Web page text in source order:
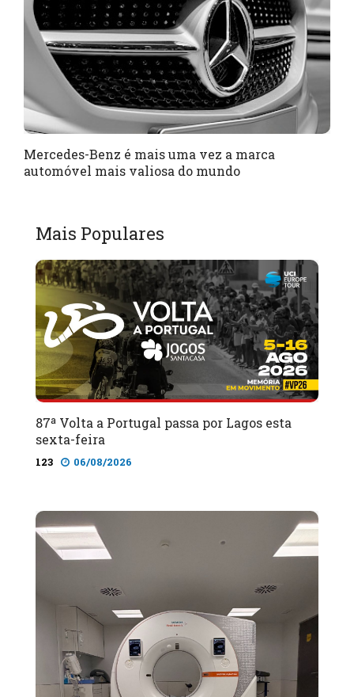
Mercedes-Benz é mais uma vez a marca
automóvel mais valiosa do mundo
Mais Populares
87ª Volta a Portugal passa por Lagos esta
sexta-feira
123 06/08/2026